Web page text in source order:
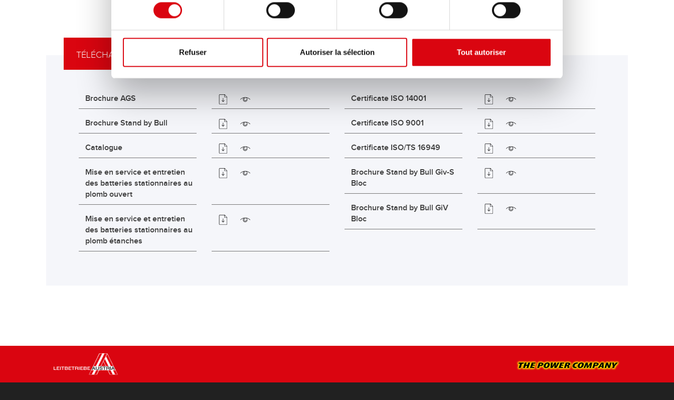
consentement
Refuser Autoriser la sélection Tout autoriser
TÉLÉCHARGEMENTS
Brochure AGS
Brochure Stand by Bull
Catalogue
Mise en service et entretien
des batteries stationnaires au
plomb ouvert
Mise en service et entretien
des batteries stationnaires au
plomb étanches
Certificate ISO 14001
Certificate ISO 9001
Certificate ISO/TS 16949
Brochure Stand by Bull Giv-S
Bloc
Brochure Stand by Bull GiV
Bloc